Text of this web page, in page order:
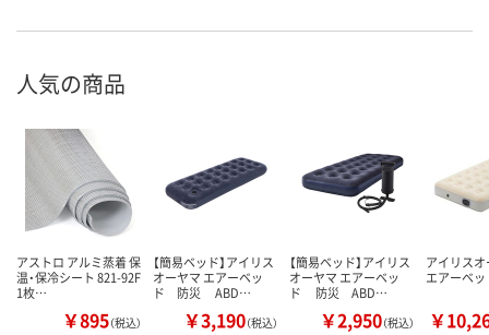
人気の商品
アストロ アルミ蒸着 保
温・保冷シート 821-92F
1枚…
￥895（税込）
【簡易ベッド】アイリス
オーヤマ エアーベッ
ド 防災 ABD…
￥3,190（税込）
【簡易ベッド】アイリス
オーヤマ エアーベッ
ド 防災 ABD…
￥2,950（税込）
アイリス
エアーベッ
￥